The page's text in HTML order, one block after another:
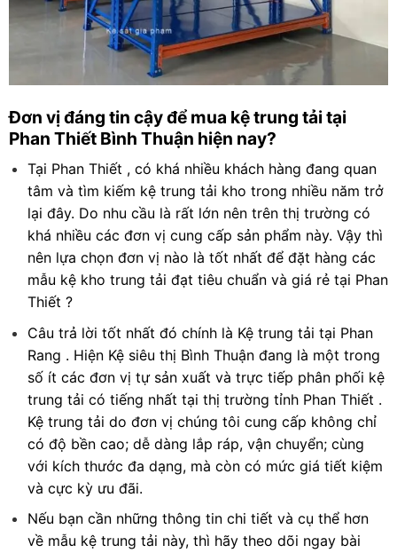
Đơn vị đáng tin cậy để mua kệ trung tải tại
Phan Thiết Bình Thuận hiện nay?
Tại Phan Thiết , có khá nhiều khách hàng đang quan
tâm và tìm kiếm kệ trung tải kho trong nhiều năm trở
lại đây. Do nhu cầu là rất lớn nên trên thị trường có
khá nhiều các đơn vị cung cấp sản phẩm này. Vậy thì
nên lựa chọn đơn vị nào là tốt nhất để đặt hàng các
mẫu kệ kho trung tải đạt tiêu chuẩn và giá rẻ tại Phan
Thiết ?
Câu trả lời tốt nhất đó chính là Kệ trung tải tại Phan
Rang . Hiện Kệ siêu thị Bình Thuận đang là một trong
số ít các đơn vị tự sản xuất và trực tiếp phân phối kệ
trung tải có tiếng nhất tại thị trường tỉnh Phan Thiết .
Kệ trung tải do đơn vị chúng tôi cung cấp không chỉ
có độ bền cao; dễ dàng lắp ráp, vận chuyển; cùng
với kích thước đa dạng, mà còn có mức giá tiết kiệm
và cực kỳ ưu đãi.
Nếu bạn cần những thông tin chi tiết và cụ thể hơn
về mẫu kệ trung tải này, thì hãy theo dõi ngay bài